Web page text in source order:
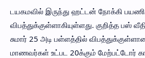
டயகமவில் இருந்து ஹட்டன் நோக்கி
விபத்துக்குள்ளாகியுள்ளது. குறித்த பஸ்
சுமார் 25 அடி பள்ளத்தில்
மாணவர்கள் உட்பட 20க்கும் மேற்பட்டோர்